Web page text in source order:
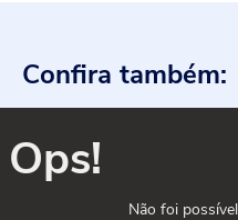
Confira também:
Ops!
Não foi